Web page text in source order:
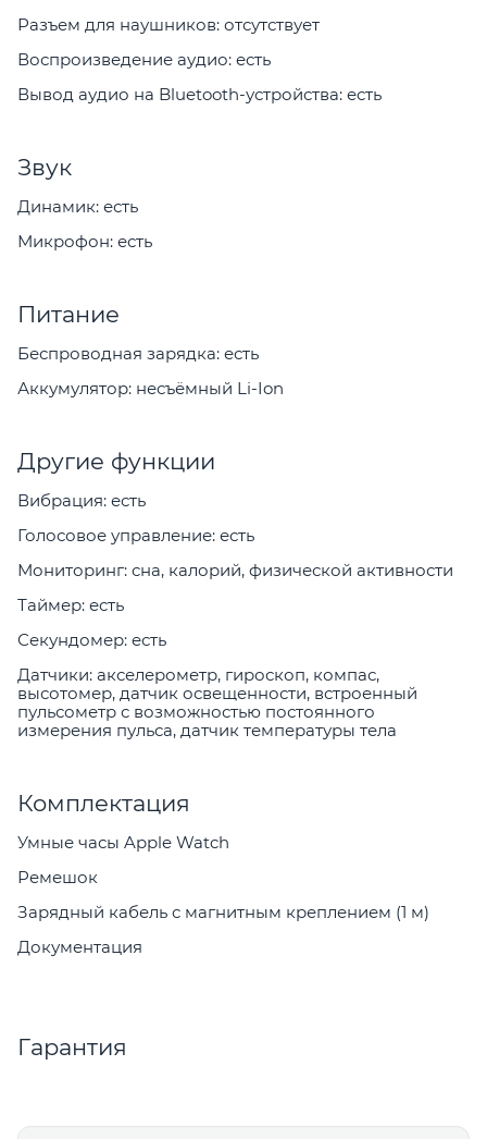
Разъем для наушников: отсутствует
Воспроизведение аудио: есть
Вывод аудио на Bluetooth-устройства: есть
Звук
Динамик: есть
Микрофон: есть
Питание
Беспроводная зарядка: есть
Аккумулятор: несъёмный Li-Ion
Другие функции
Вибрация: есть
Голосовое управление: есть
Мониторинг: сна, калорий, физической активности
Таймер: есть
Секундомер: есть
Датчики: акселерометр, гироскоп, компас,
высотомер, датчик освещенности, встроенный
пульсометр с возможностью постоянного
измерения пульса, датчик температуры тела
Комплектация
Умные часы Apple Watch
Ремешок
Зарядный кабель с магнитным креплением (1 м)
Документация
Гарантия